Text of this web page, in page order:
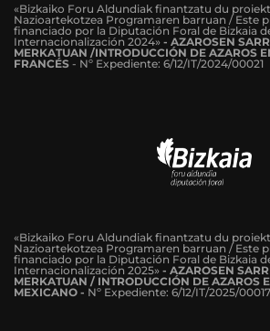
«Bizkaiko Foru Aldundiak finantzatu du
Nazioartekotzea Programaren barruan / Este
financiado por la Diputación Foral de Bizkaia
Internacionalización 2024» - AZAROSEN
MERKATUAN /INTRODUCCIÓN DE AZAROS
FRANCÉS - Nº Expediente: 6/12/IT/2024/00021
«Bizkaiko Foru Aldundiak finantzatu du
Nazioartekotzea Programaren barruan / Este
financiado por la Diputación Foral de Bizkaia
Internacionalización 2025» - AZAROSEN
MERKATUAN / INTRODUCCIÓN DE AZAROS
MEXICANO - Nº Expediente: 6/12/IT/2025/00017